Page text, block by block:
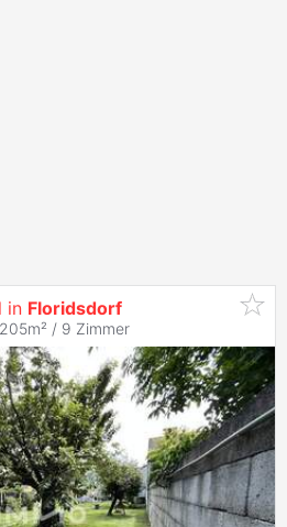
in Floridsdorf
/ 9 Zimmer